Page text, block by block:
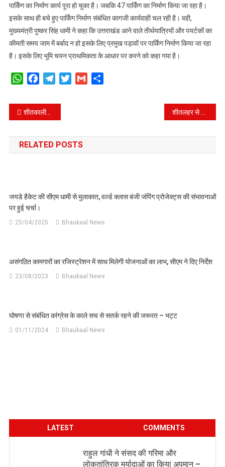
पार्किंग का निर्माण कार्य पूरा हो चुका है। जबकि 47 पार्किंग का निर्माण किया जा रहा है।
इसके साथ ही बचे हुए पार्किंग निर्माण संबंधित कागजी कार्यवाही चल रही है। वही,
मुख्यमंत्री पुष्कर सिंह धामी ने कहा कि उत्तराखंड आने वाले तीर्थयात्रियों और पयर्टकों का
कीमती समय जाम में बर्बाद न हो इसके लिए प्रमुख पड़ावों पर पार्किंग निर्माण किया जा रहा
है। इसके लिए भूमि चयन प्राथमिकता के आधार पर करने को कहा गया है।
WhatsAppFacebookTelegramTwitterGmail
Post
navigation
शीतकालीन चारधाम यात्रा के दौरान जीएमवीएन गेस्ट हाउस में मिलेगी 10 फीसदी की छूट।
RELATED POSTS
जयडे हैकेट की सीएम धामी से मुलाकात, वर्ल्ड क्लास बंजी जंपिंग प्रोजेक्ट्स की संभावनाओं
पर हुई चर्चा।
25/04/2025 Bhaukaal News
असंगठित कामगारों का रजिस्ट्रेशन में साथ मिलेगी योजनाओं का लाभ, सीएम ने दिए निर्देश
23/08/2023 Bhaukaal News
घोषणा से संबंधित कांग्रेस के काले सच से सतर्क रहने की जरूरत – भट्ट
01/11/2024 Bhaukaal News
LATEST COMMENTS
राहुल गांधी ने संसद की गरिमा और
लोकतांत्रिक मर्यादाओं का किया अपमान –